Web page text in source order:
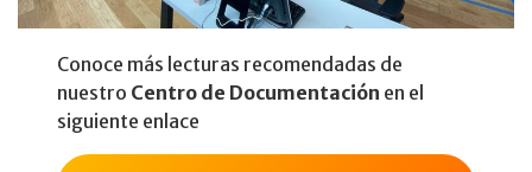
Conoce más lecturas recomendadas de
nuestro Centro de Documentación en el
siguiente enlace